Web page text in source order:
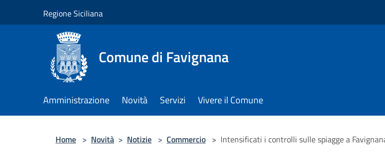
Regione Siciliana
Comune di Favignana
Amministrazione Novità Servizi Vivere il Comune
Home > Novità > Notizie > Commercio > Intensificati i controlli sulle spiagge a